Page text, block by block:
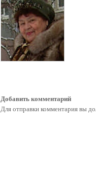
Добавить комментарий
Для отправки комментария вы